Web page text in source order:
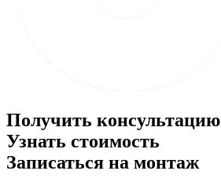
Получить консультацию
Узнать стоимость
Записаться на монтаж